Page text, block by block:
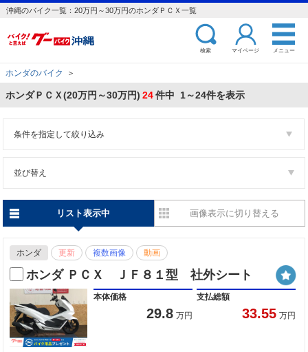
沖縄のバイク一覧：20万円～30万円のホンダＰＣＸ一覧
検索 マイページ メニュー
ホンダのバイク ＞
ホンダＰＣＸ(20万円～30万円) 24件中 1～24件を表示
条件を指定して絞り込み
並び替え
リスト表示中 画像表示に切り替える
ホンダ 更新 複数画像 動画
ホンダ ＰＣＸ ＪＦ８１型 社外シート
本体価格
29.8 万円
支払総額
33.55 万円